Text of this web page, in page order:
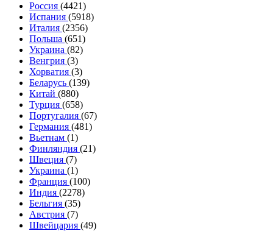
Россия (4421)
Испания (5918)
Италия (2356)
Польша (651)
Украина (82)
Венгрия (3)
Хорватия (3)
Беларусь (139)
Китай (880)
Турция (658)
Португалия (67)
Германия (481)
Вьетнам (1)
Финляндия (21)
Швеция (7)
Украина (1)
Франция (100)
Индия (2278)
Бельгия (35)
Австрия (7)
Швейцария (49)